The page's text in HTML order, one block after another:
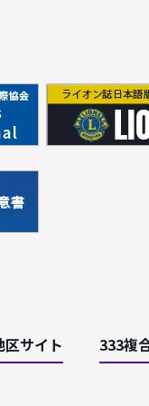
サイト 333複